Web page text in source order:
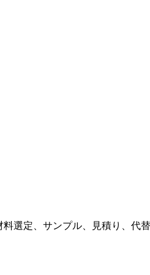
選定、サンプル、見積り、代